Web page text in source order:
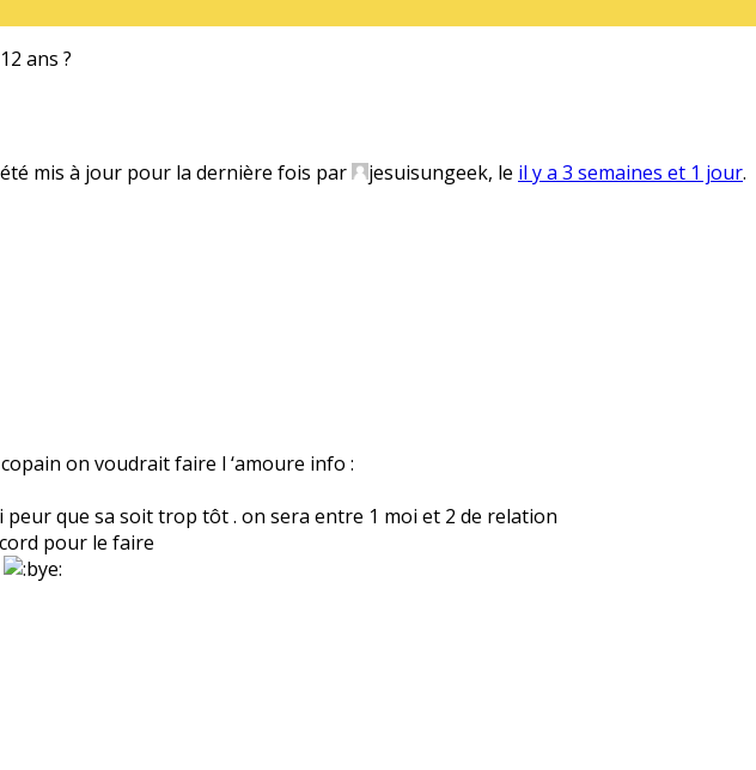
ans ?
mis à jour pour la dernière fois par jesuisungeek, le il y a 3 semaines et 1 jour.
on voudrait faire l ‘amoure info :
que sa soit trop tôt . on sera entre 1 moi et 2 de relation
pour le faire